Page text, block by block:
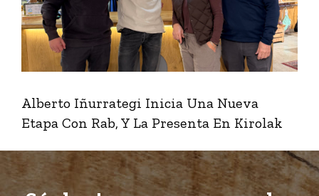
Alberto Iñurrategi Inicia Una Nueva
Etapa Con Rab, Y La Presenta En Kirolak